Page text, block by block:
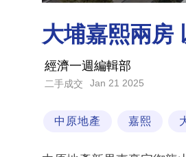
大埔嘉熙兩房
經濟一週編輯部
二手成交 Jan 21 2025
中原地產 嘉熙